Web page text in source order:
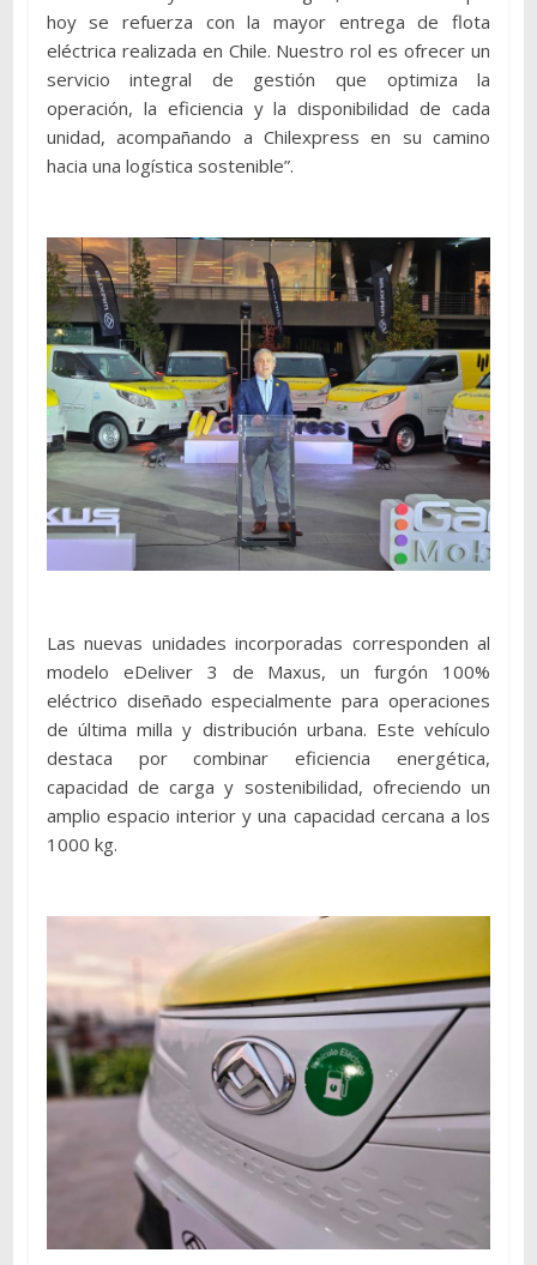
hoy se refuerza con la mayor entrega de flota
eléctrica realizada en Chile. Nuestro rol es ofrecer un
servicio integral de gestión que optimiza la
operación, la eficiencia y la disponibilidad de cada
unidad, acompañando a Chilexpress en su camino
hacia una logística sostenible”.
Las nuevas unidades incorporadas corresponden al
modelo eDeliver 3 de Maxus, un furgón 100%
eléctrico diseñado especialmente para operaciones
de última milla y distribución urbana. Este vehículo
destaca por combinar eficiencia energética,
capacidad de carga y sostenibilidad, ofreciendo un
amplio espacio interior y una capacidad cercana a los
1000 kg.